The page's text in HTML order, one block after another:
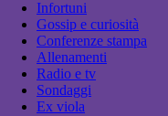
Infortuni
Gossip e curiosità
Conferenze stampa
Allenamenti
Radio e tv
Sondaggi
Ex viola